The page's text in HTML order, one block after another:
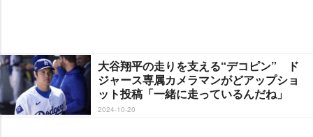
大谷翔平の走りを支える“デコピン” ド
ジャース専属カメラマンがどアップショ
ット投稿「一緒に走っているんだね」
2024-10-20